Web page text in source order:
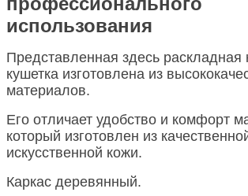
использования
Представленная здесь раскладная
кушетка изготовлена ​​из
материалов.
Его отличает удобство и комфорт
который изготовлен из
искусственной кожи.
Каркас деревянный.